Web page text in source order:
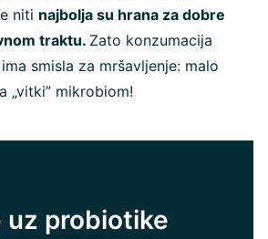
niti najbolja su hrana za dobre
traktu. Zato konzumacija
smisla za mršavljenje: malo
„vitki” mikrobiom!
uz probiotike